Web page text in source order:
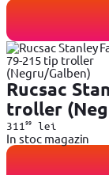
Rucsac
troller
311 99lei
In stoc magazin